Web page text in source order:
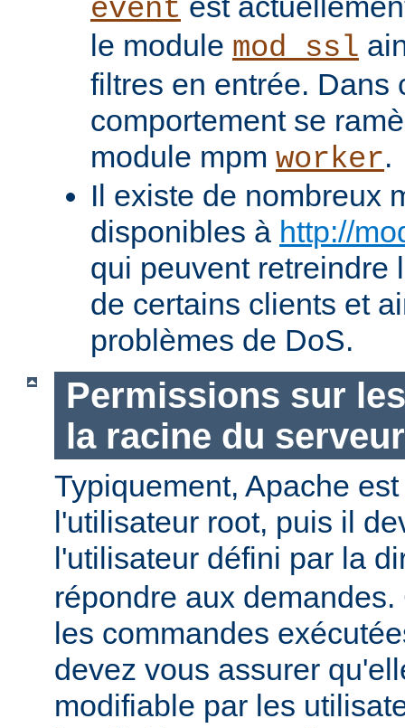
event
le module mod_ssl
filtres en entrée. Dans
comportement se
module mpm worker.
Il existe de nombreux
disponibles à http://
qui peuvent retreindre
de certains clients et
problèmes de DoS.
Permissions sur
la racine du serveur
Typiquement, Apache
l'utilisateur root, puis il
l'utilisateur défini par la
répondre aux
les commandes
devez vous assurer
modifiable par les